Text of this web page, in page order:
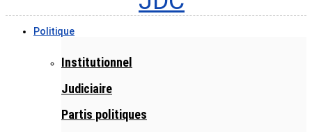
Politique
Institutionnel
Judiciaire
Partis politiques